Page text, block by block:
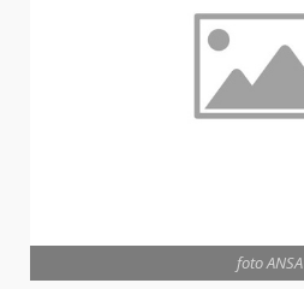
foto ANSA